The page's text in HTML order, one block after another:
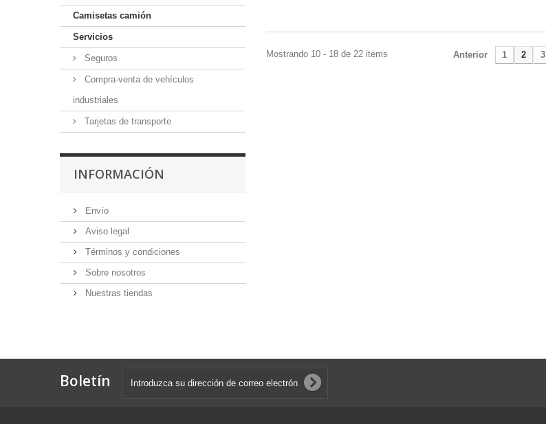
Camisetas camión
Servicios
Seguros
Compra-venta de vehículos
industriales
Tarjetas de transporte
INFORMACIÓN
Envío
Aviso legal
Términos y condiciones
Sobre nosotros
Nuestras tiendas
Anterior 1 2 3
Mostrando 10 - 18 de 22 items
Boletín